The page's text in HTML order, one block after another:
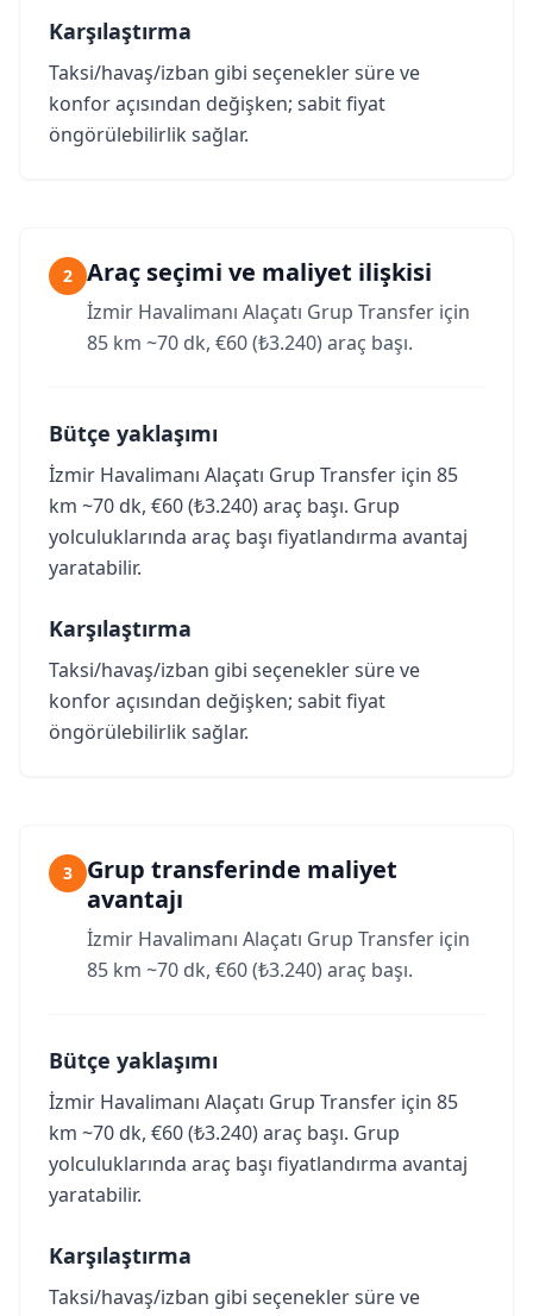
Karşılaştırma
Taksi/havaş/izban gibi seçenekler süre ve
konfor açısından değişken; sabit fiyat
öngörülebilirlik sağlar.
2 Araç seçimi ve maliyet ilişkisi
İzmir Havalimanı Alaçatı Grup Transfer için
85 km ~70 dk, €60 (₺3.240) araç başı.
Bütçe yaklaşımı
İzmir Havalimanı Alaçatı Grup Transfer için 85
km ~70 dk, €60 (₺3.240) araç başı. Grup
yolculuklarında araç başı fiyatlandırma avantaj
yaratabilir.
Karşılaştırma
Taksi/havaş/izban gibi seçenekler süre ve
konfor açısından değişken; sabit fiyat
öngörülebilirlik sağlar.
3
Grup transferinde maliyet
avantajı
İzmir Havalimanı Alaçatı Grup Transfer için
85 km ~70 dk, €60 (₺3.240) araç başı.
Bütçe yaklaşımı
İzmir Havalimanı Alaçatı Grup Transfer için 85
km ~70 dk, €60 (₺3.240) araç başı. Grup
yolculuklarında araç başı fiyatlandırma avantaj
yaratabilir.
Karşılaştırma
Taksi/havaş/izban gibi seçenekler süre ve